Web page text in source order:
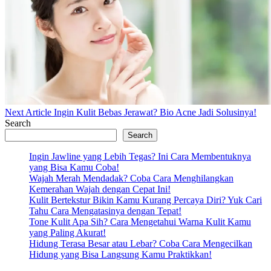
Next Article Next
Ingin Kulit Bebas Jerawat? Bio Acne Jadi Solusinya!
Search
Search
Ingin Jawline yang Lebih Tegas? Ini Cara Membentuknya
yang Bisa Kamu Coba!
Wajah Merah Mendadak? Coba Cara Menghilangkan
Kemerahan Wajah dengan Cepat Ini!
Kulit Bertekstur Bikin Kamu Kurang Percaya Diri? Yuk Cari
Tahu Cara Mengatasinya dengan Tepat!
Tone Kulit Apa Sih? Cara Mengetahui Warna Kulit Kamu
yang Paling Akurat!
Hidung Terasa Besar atau Lebar? Coba Cara Mengecilkan
Hidung yang Bisa Langsung Kamu Praktikkan!